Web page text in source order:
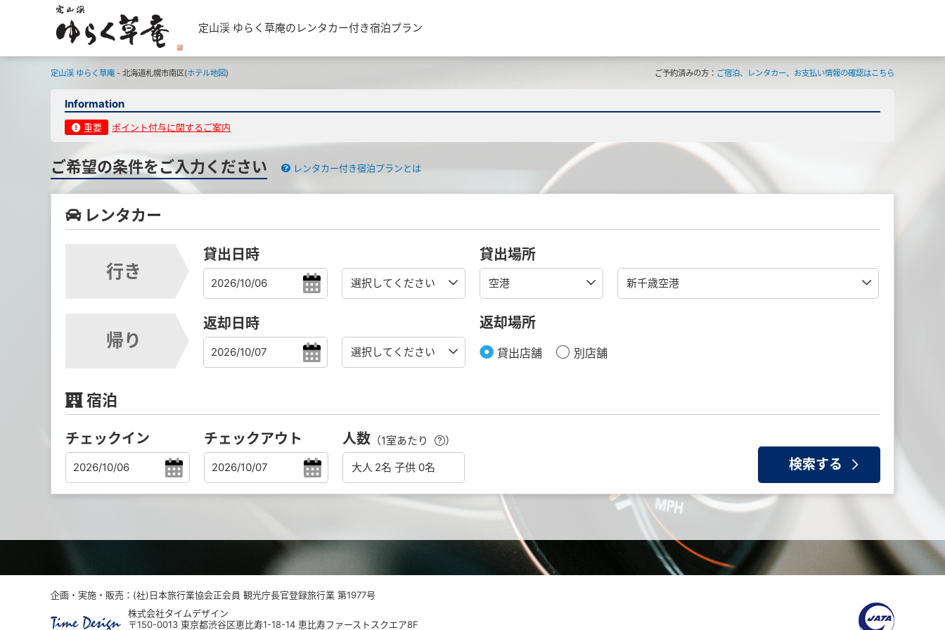
定山渓 ゆらく草庵のレンタカー付き宿泊プラン
定山渓 ゆらく草庵 - 北海道札幌市南区(ホテル地図) ご予約済みの方： ご宿泊、レンタカー、お支払い情報の確認はこちら
Information
重要 ポイント付与に関するご案内
ご希望の条件をご入力ください レンタカー付き宿泊プランとは
レンタカー
行き
貸出日時 貸出場所
帰り
返却日時 返却場所
貸出店舗 別店舗
宿泊
チェックイン チェックアウト 人数 （1室あたり ）
企画・実施・販売：(社)日本旅行業協会正会員 観光庁長官登録旅行業 第1977号
株式会社タイムデザイン
〒150-0013 東京都渋谷区恵比寿1-18-14 恵比寿ファーストスクエア8F